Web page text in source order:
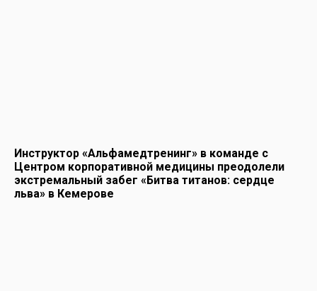
Инструктор «Альфамедтренинг» в команде с
Центром корпоративной медицины преодолели
экстремальный забег «Битва титанов: сердце
льва» в Кемерове